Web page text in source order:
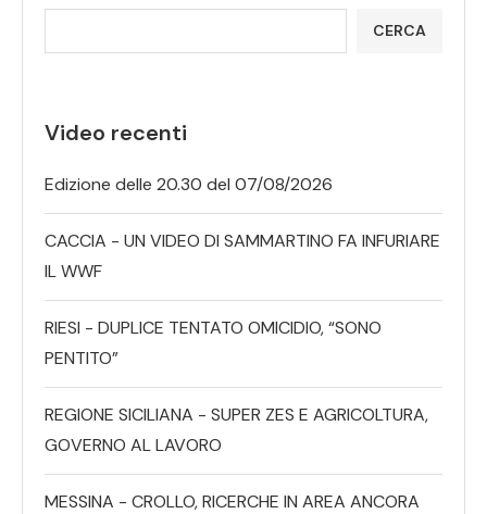
CERCA
Video recenti
Edizione delle 20.30 del 07/08/2026
CACCIA - UN VIDEO DI SAMMARTINO FA INFURIARE
IL WWF
RIESI - DUPLICE TENTATO OMICIDIO, “SONO
PENTITO”
REGIONE SICILIANA - SUPER ZES E AGRICOLTURA,
GOVERNO AL LAVORO
MESSINA - CROLLO, RICERCHE IN AREA ANCORA